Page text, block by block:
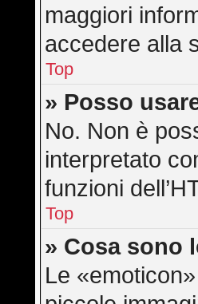
maggiori
accedere alla
Top
» Posso
No. Non è
interpretato
funzioni
Top
» Cosa sono
Le